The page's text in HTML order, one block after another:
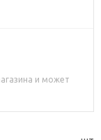
и может